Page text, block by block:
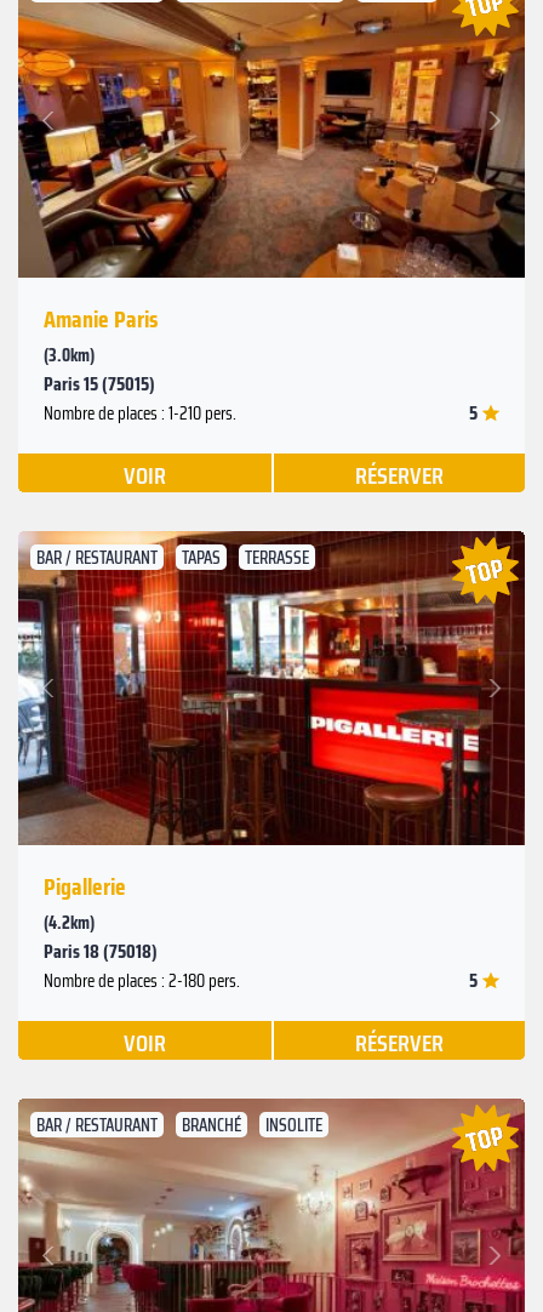
Précédent
Suivant
Amanie Paris
(3.0km)
Paris 15 (75015)
Nombre de places : 1-210 pers. 5
VOIR RÉSERVER
BAR / RESTAURANT TAPAS TERRASSE
Précédent
Suivant
Pigallerie
(4.2km)
Paris 18 (75018)
Nombre de places : 2-180 pers. 5
VOIR RÉSERVER
BAR / RESTAURANT BRANCHÉ INSOLITE
Précédent
Suivant